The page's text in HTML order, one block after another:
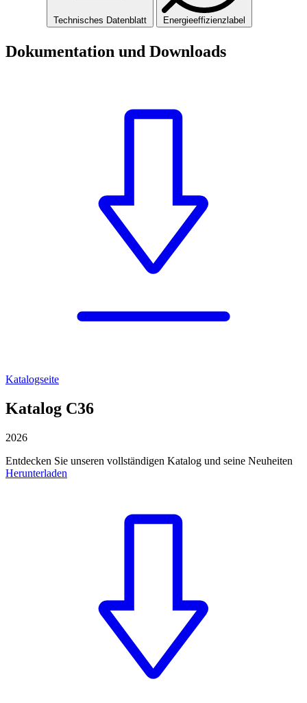
Technisches Datenblatt Energieeffizienzlabel
Dokumentation und Downloads
Katalogseite
Katalog C36
2026
Entdecken Sie unseren vollständigen Katalog und seine Neuheiten
Herunterladen